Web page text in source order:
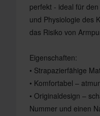
perfekt - ideal für
und Physiologie des
das Risiko von
Eigenschaften:
• Strapazierfähige
• Komfortabel –
• Originaldesign –
Nummer und einen